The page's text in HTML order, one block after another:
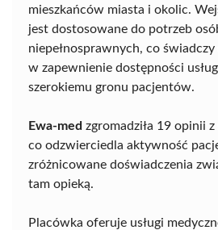
mieszkańców miasta i okolic.
jest dostosowane do potrzeb
niepełnosprawnych, co
w zapewnienie dostępności
szerokiemu gronu pacjentów.
Ewa-med zgromadziła 19 opinii
co odzwierciedla aktywność
zróżnicowane doświadczenia
tam opieką.
Placówka oferuje usługi